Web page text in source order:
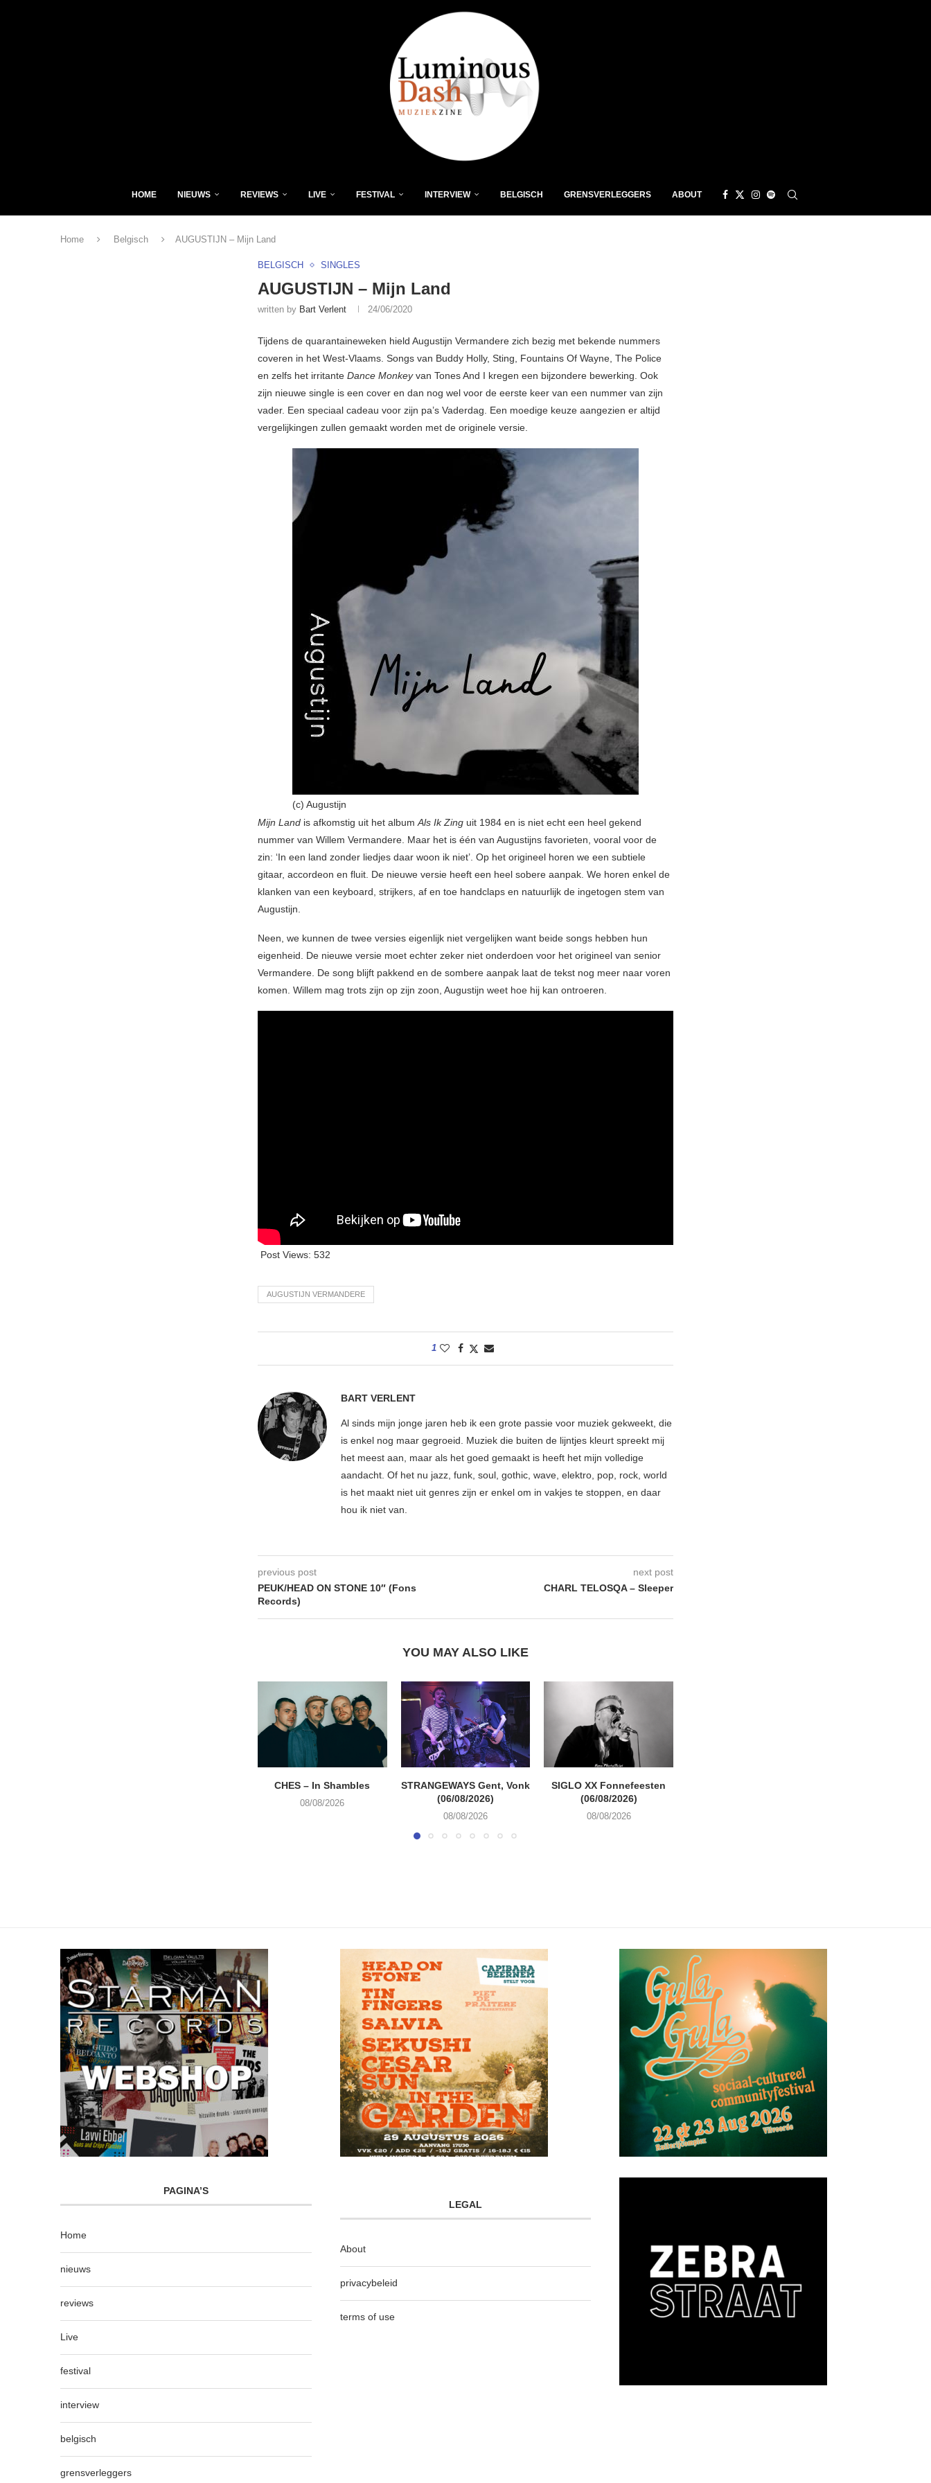
HOME NIEUWS REVIEWS LIVE FESTIVAL INTERVIEW BELGISCH GRENSVERLEGGERS ABOUT
Home Belgisch AUGUSTIJN – Mijn Land
BELGISCH SINGLES
AUGUSTIJN – Mijn Land
written by Bart Verlent 24/06/2020
Tijdens de quarantaineweken hield Augustijn Vermandere zich bezig met bekende nummers
coveren in het West-Vlaams. Songs van Buddy Holly, Sting, Fountains Of Wayne, The Police
en zelfs het irritante Dance Monkeyvan Tones And I kregen een bijzondere bewerking. Ook
zijn nieuwe single is een cover en dan nog wel voor de eerste keer van een nummer van zijn
vader. Een speciaal cadeau voor zijn pa’s Vaderdag. Een moedige keuze aangezien er altijd
vergelijkingen zullen gemaakt worden met de originele versie.
(c) Augustijn
Mijn Land is afkomstig uit het albumAls Ik Zing uit 1984 en is niet echt een heel gekend
nummer van Willem Vermandere. Maar het is één van Augustijns favorieten, vooral voor de
zin: ‘In een land zonder liedjes daar woon ik niet’. Op het origineel horen we een subtiele
gitaar, accordeon en fluit. De nieuwe versie heeft een heel sobere aanpak. We horen enkel de
klanken van een keyboard, strijkers, af en toe handclaps en natuurlijk de ingetogen stem van
Augustijn.
Neen, we kunnen de twee versies eigenlijk niet vergelijken want beide songs hebben hun
eigenheid. De nieuwe versie moet echter zeker niet onderdoen voor het origineel van senior
Vermandere. De song blijft pakkend en de sombere aanpak laat de tekst nog meer naar voren
komen. Willem mag trots zijn op zijn zoon, Augustijn weet hoe hij kan ontroeren.
Post Views: 532
AUGUSTIJN VERMANDERE
1
BART VERLENT
Al sinds mijn jonge jaren heb ik een grote passie voor muziek gekweekt, die
is enkel nog maar gegroeid. Muziek die buiten de lijntjes kleurt spreekt mij
het meest aan, maar als het goed gemaakt is heeft het mijn volledige
aandacht. Of het nu jazz, funk, soul, gothic, wave, elektro, pop, rock, world
is het maakt niet uit genres zijn er enkel om in vakjes te stoppen, en daar
hou ik niet van.
previous post
PEUK/HEAD ON STONE 10″ (Fons
Records)
next post
CHARL TELOSQA – Sleeper
YOU MAY ALSO LIKE
CHES – In Shambles
08/08/2026
STRANGEWAYS Gent, Vonk
(06/08/2026)
08/08/2026
SIGLO XX Fonnefeesten
(06/08/2026)
08/08/2026
PAGINA’S
Home
nieuws
reviews
Live
festival
interview
belgisch
grensverleggers
LEGAL
About
privacybeleid
terms of use